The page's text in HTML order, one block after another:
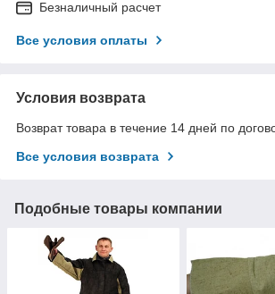
Безналичный расчет
Все условия оплаты
Условия возврата
Возврат товара в течение 14 дней по
Все условия возврата
Подобные товары компании